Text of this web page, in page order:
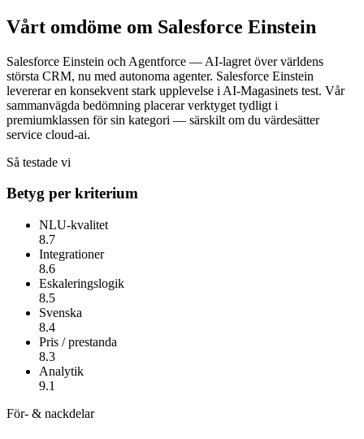
Vårt omdöme om Salesforce Einstein
Salesforce Einstein och Agentforce — AI-lagret över världens
största CRM, nu med autonoma agenter. Salesforce Einstein
levererar en konsekvent stark upplevelse i AI-Magasinets test. Vår
sammanvägda bedömning placerar verktyget tydligt i
premiumklassen för sin kategori — särskilt om du värdesätter
service cloud-ai.
Så testade vi
Betyg per kriterium
NLU-kvalitet
8.7
Integrationer
8.6
Eskaleringslogik
8.5
Svenska
8.4
Pris / prestanda
8.3
Analytik
9.1
För- & nackdelar